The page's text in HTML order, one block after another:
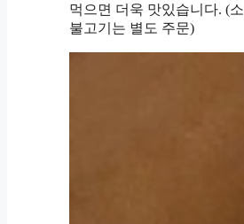
먹으면 더욱 맛있습니다. (소
불고기는 별도 주문)